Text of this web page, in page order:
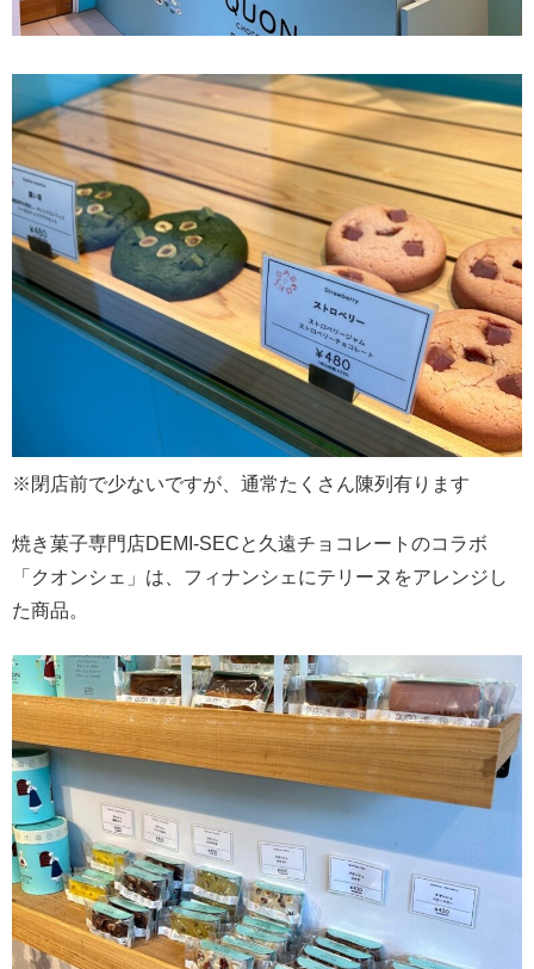
※閉店前で少ないですが、通常たくさん陳列有ります
焼き菓子専門店DEMI-SECと久遠チョコレートのコラボ
「クオンシェ」は、フィナンシェにテリーヌをアレンジし
た商品。